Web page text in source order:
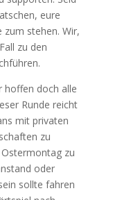
eure
zum stehen. Wir,
zu den
hoffen doch alle
Runde reicht
mit privaten
zu
zu
oder
sollte fahren